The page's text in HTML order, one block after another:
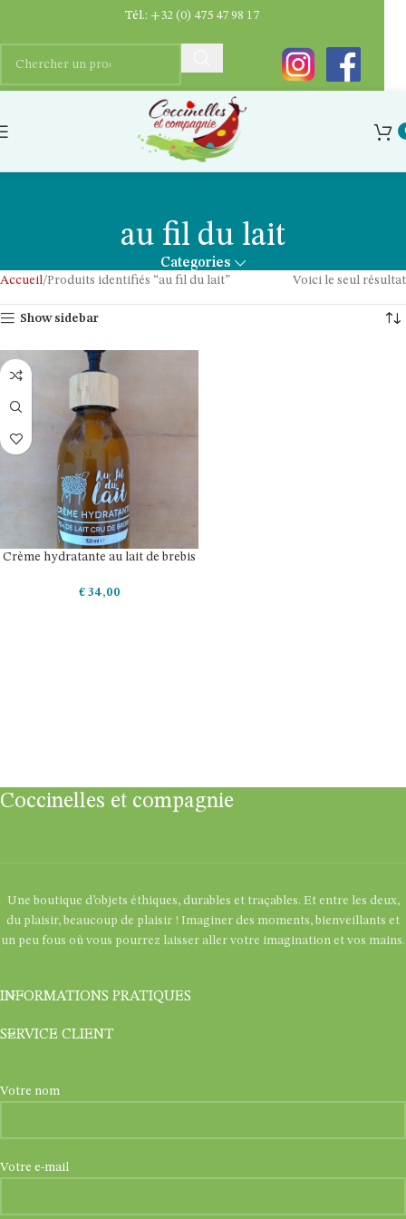
au fil du lait
Categories
Accueil Produits identifiés “au fil du lait” Voici le seul résultat
Show sidebar
Crème hydratante au lait de brebis
€34,00
Coccinelles et compagnie
Une boutique d’objets éthiques, durables et traçables. Et entre les deux,
du plaisir, beaucoup de plaisir ! Imaginer des moments, bienveillants et
un peu fous où vous pourrez laisser aller votre imagination et vos mains.
INFORMATIONS PRATIQUES
SERVICE CLIENT
Votre nom
Votre e-mail
Tél.: +32 (0) 475 47 98 17